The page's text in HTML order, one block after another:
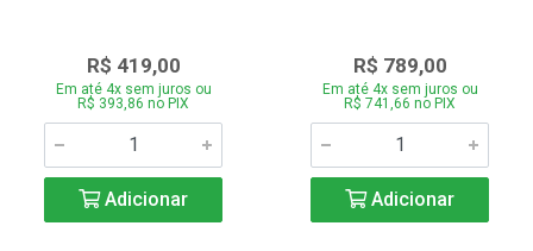
R$ 419,00
Em até 4x sem juros ou
R$ 393,86 no PIX
Adicionar
R$ 789,00
Em até 4x sem juros ou
R$ 741,66 no PIX
Adicionar